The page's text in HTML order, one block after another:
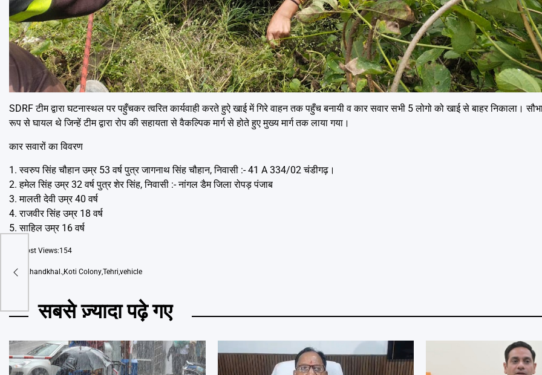
SDRF टीम द्वारा घटनास्थल पर पहुँचकर त्वरित कार्यवाही करते हुऐ खाई में गिरे वाहन तक पहुँच बनायी व कार सवार सभी 5 लोगो को खाई से बाहर निकाला।
रूप से घायल थे जिन्हें टीम द्वारा रोप की सहायता से वैकल्पिक मार्ग से होते हुए मुख्य मार्ग तक लाया गया।
कार सवारों का विवरण
1. स्वरुप सिंह चौहान उम्र 53 वर्ष पुत्र जागनाथ सिंह चौहान, निवासी :- 41 A 334/02 चंडीगढ़।
2. हमेल सिंह उम्र 32 वर्ष पुत्र शेर सिंह, निवासी :- नांगल डैम जिला रोपड़ पंजाब
3. मालती देवी उम्र 40 वर्ष
4. राजवीर सिंह उम्र 18 वर्ष
5. साहिल उम्र 16 वर्ष
Post Views:154
Tags Khandkhal.,Koti Colony,Tehri,vehicle
सबसे ज़्यादा पढ़े गए